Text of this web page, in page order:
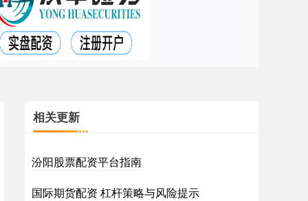
相关更新
汾阳股票配资平台指南
国际期货配资 杠杆策略与风险提示